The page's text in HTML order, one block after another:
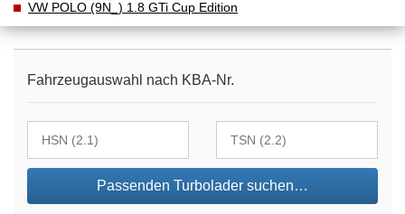
VW POLO (9N_) 1.8 GTi Cup Edition
Fahrzeugauswahl nach KBA-Nr.
Passenden Turbolader suchen…